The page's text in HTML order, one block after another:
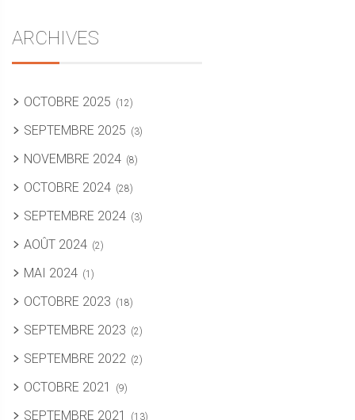
ARCHIVES
OCTOBRE 2025 (12)
SEPTEMBRE 2025 (3)
NOVEMBRE 2024 (8)
OCTOBRE 2024 (28)
SEPTEMBRE 2024 (3)
AOÛT 2024 (2)
MAI 2024 (1)
OCTOBRE 2023 (18)
SEPTEMBRE 2023 (2)
SEPTEMBRE 2022 (2)
OCTOBRE 2021 (9)
SEPTEMBRE 2021 (13)